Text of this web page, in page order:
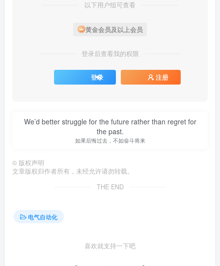
以下用户组可查看
黄金会员及以上会员
登录后查看我的权限
登录 注册
We’d better struggle for the future rather than regret for
the past.
如果后悔过去，不如奋斗将来
© 版权声明
文章版权归作者所有，未经允许请勿转载。
THE END
电气自动化
喜欢就支持一下吧